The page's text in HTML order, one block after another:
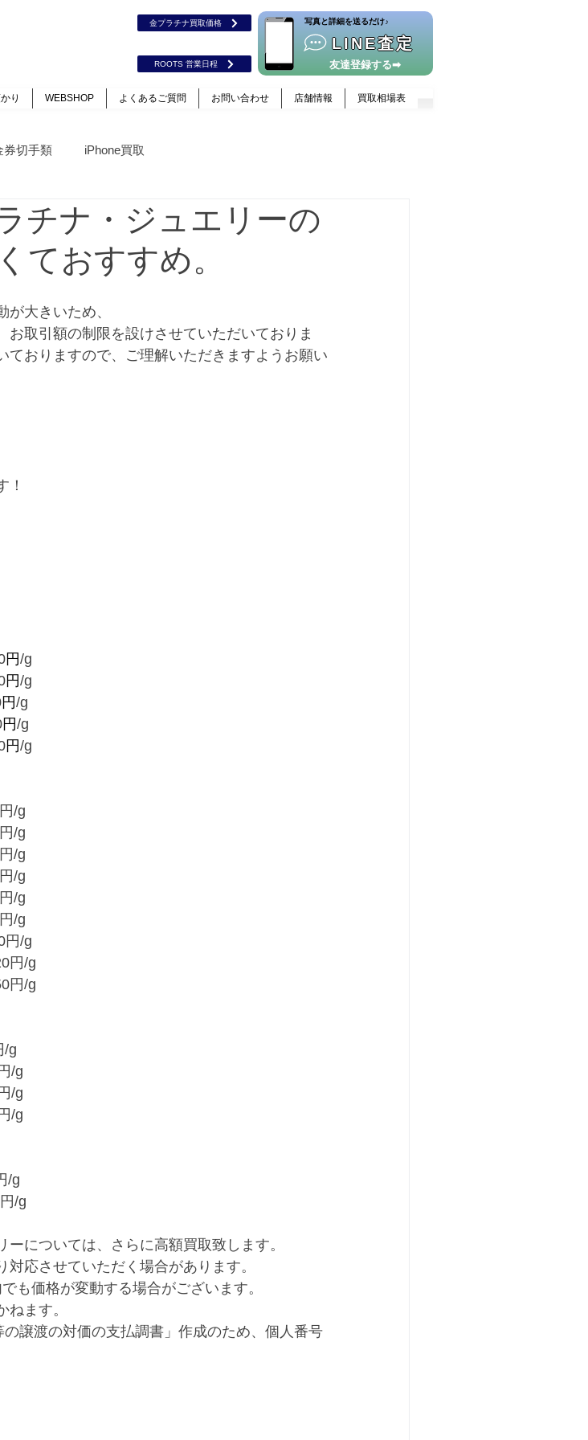
金プラチナ買取価格
ROOTS 営業日程
LINE査定
​写真と詳細を送るだけ♪
友達登録する➡
り WEBSHOP よくあるご質問 お問い合わせ 店舗情報 買取相場表
券切手類 iPhone買取
チナ・ジュエリーの
ておすすめ。
大きいため、
取引額の制限を設けさせていただいておりま
おりますので、ご理解いただきますようお願い
！
円/g
円/g
円/g
円/g
円/g
/g
/g
/g
/g
/g
/g
円/g
円/g
円/g
/g
/g
/g
/g
/g
/g
については、さらに高額買取致します。
応させていただく場合があります。
も価格が変動する場合がございます。
ます。
譲渡の対価の支払調書」作成のため、個人番号